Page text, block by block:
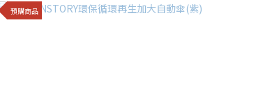
預購商品